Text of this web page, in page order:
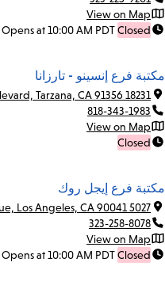
View on Map
Closed
Opens at 10:00 AM PDT
مكتبة فرع إنسينو - تارزانا
18231 Ventura Boulevard, Tarzana, CA 91356
818-343-1983
View on Map
Closed
مكتبة فرع إيجل روك
5027 Caspar Avenue, Los Angeles, CA 90041
323-258-8078
View on Map
Closed
Opens at 10:00 AM PDT